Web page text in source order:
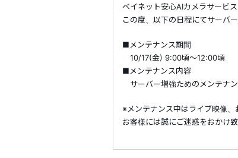
ベイネット安心AIカメラサービ
この度、以下の日程にてサーバ
■メンテナンス期間
10/17(金) 9:00頃～12:00頃
■メンテナンス内容
サーバー増強ためのメンテナ
※メンテナンス中はライブ映像、
お客様には誠にご迷惑をおかけ